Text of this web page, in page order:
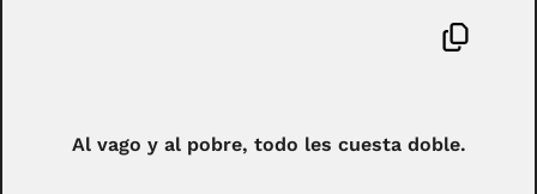
Al vago y al pobre, todo les cuesta doble.